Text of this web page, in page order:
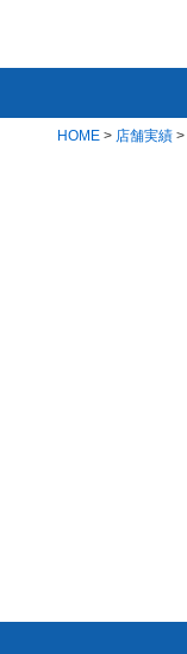
テ
HOME > 店舗実績 >